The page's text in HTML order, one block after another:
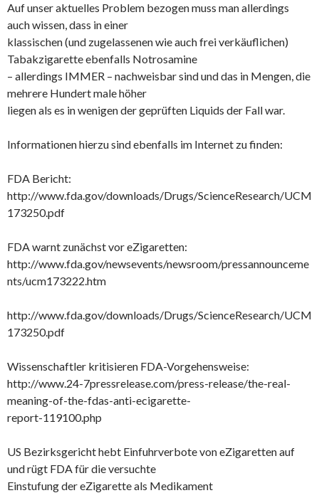
Auf unser aktuelles Problem bezogen muss man allerdings
auch wissen, dass in einer
klassischen (und zugelassenen wie auch frei verkäuflichen)
Tabakzigarette ebenfalls Notrosamine
– allerdings IMMER – nachweisbar sind und das in Mengen, die
mehrere Hundert male höher
liegen als es in wenigen der geprüften Liquids der Fall war.
Informationen hierzu sind ebenfalls im Internet zu finden:
FDA Bericht:
http://www.fda.gov/downloads/Drugs/ScienceResearch/UCM
173250.pdf
FDA warnt zunächst vor eZigaretten:
http://www.fda.gov/newsevents/newsroom/pressannounceme
nts/ucm173222.htm
http://www.fda.gov/downloads/Drugs/ScienceResearch/UCM
173250.pdf
Wissenschaftler kritisieren FDA-Vorgehensweise:
http://www.24-7pressrelease.com/press-release/the-real-
meaning-of-the-fdas-anti-ecigarette-
report-119100.php
US Bezirksgericht hebt Einfuhrverbote von eZigaretten auf
und rügt FDA für die versuchte
Einstufung der eZigarette als Medikament